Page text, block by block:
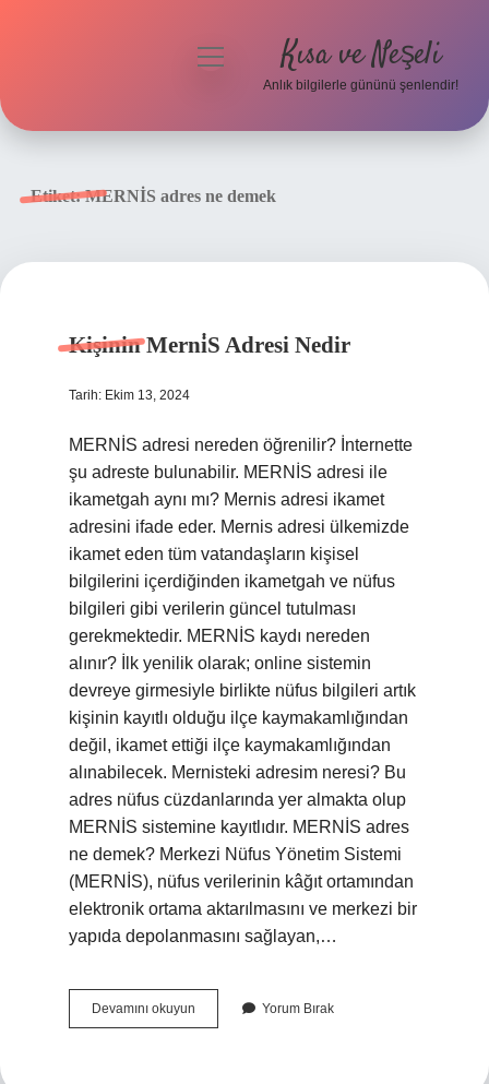
menüyü
Kısa ve Neşeli
Anlık bilgilerle gününü şenlendir!
Etiket:MERNİS adres ne demek
Kişinin Merni̇S Adresi Nedir
Tarih: Ekim 13, 2024
MERNİS adresi nereden öğrenilir? İnternette
şu adreste bulunabilir. MERNİS adresi ile
ikametgah aynı mı? Mernis adresi ikamet
adresini ifade eder. Mernis adresi ülkemizde
ikamet eden tüm vatandaşların kişisel
bilgilerini içerdiğinden ikametgah ve nüfus
bilgileri gibi verilerin güncel tutulması
gerekmektedir. MERNİS kaydı nereden
alınır? İlk yenilik olarak; online sistemin
devreye girmesiyle birlikte nüfus bilgileri artık
kişinin kayıtlı olduğu ilçe kaymakamlığından
değil, ikamet ettiği ilçe kaymakamlığından
alınabilecek. Mernisteki adresim neresi? Bu
adres nüfus cüzdanlarında yer almakta olup
MERNİS sistemine kayıtlıdır. MERNİS adres
ne demek? Merkezi Nüfus Yönetim Sistemi
(MERNİS), nüfus verilerinin kâğıt ortamından
elektronik ortama aktarılmasını ve merkezi bir
yapıda depolanmasını sağlayan,…
Devamını okuyun
Merni̇S
Yorum Bırak